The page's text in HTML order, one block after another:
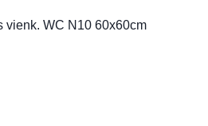
vienk. WC N10 60x60cm